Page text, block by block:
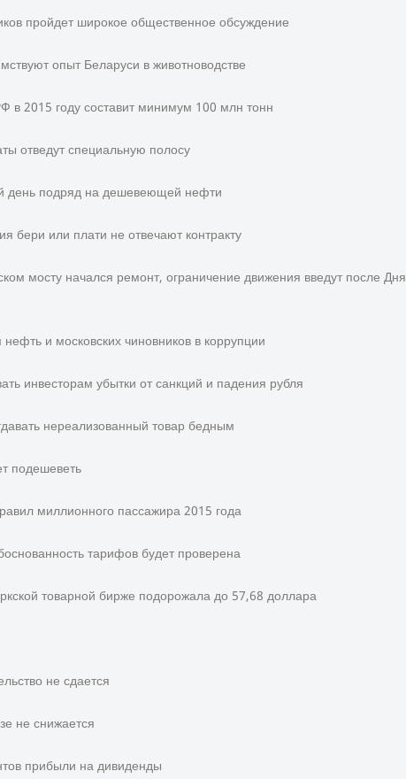
пройдет широкое общественное обсуждение
опыт Беларуси в животноводстве
в 2015 году составит минимум 100 млн тонн
отведут специальную полосу
день подряд на дешевеющей нефти
бери или плати не отвечают контракту
мосту начался ремонт, ограничение движения введут после Дня
и московских чиновников в коррупции
инвесторам убытки от санкций и падения рубля
нереализованный товар бедным
подешеветь
миллионного пассажира 2015 года
тарифов будет проверена
товарной бирже подорожала до 57,68 доллара
не сдается
не снижается
прибыли на дивиденды